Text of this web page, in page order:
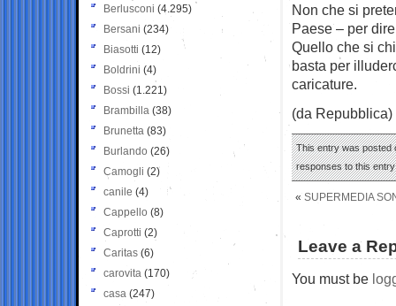
Non che si
Paese – per
Quello che si
basta per
caricature.
(da Repubblica)
This entry was posted
responses to this
« SUPERMEDIA
Leave a
You must be
Berlusconi (4.295)
Bersani (234)
Biasotti (12)
Boldrini (4)
Bossi (1.221)
Brambilla (38)
Brunetta (83)
Burlando (26)
Camogli (2)
canile (4)
Cappello (8)
Caprotti (2)
Caritas (6)
carovita (170)
casa (247)